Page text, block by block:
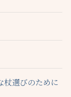
杖選びのために